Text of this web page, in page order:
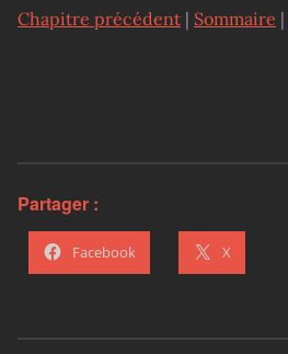
Chapitre précédent | Sommaire |
Partager :
Facebook X